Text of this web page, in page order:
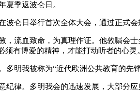
夏季返波仑日。
仑日举行首次全体大会，通过正式会
流血致命，为真理作证。他敦嘱会
有博爱的精神，才能打动听者的心
明我被称为“近代欧洲公共教育的先锋
纪律。多明我会的迅速发展，大部